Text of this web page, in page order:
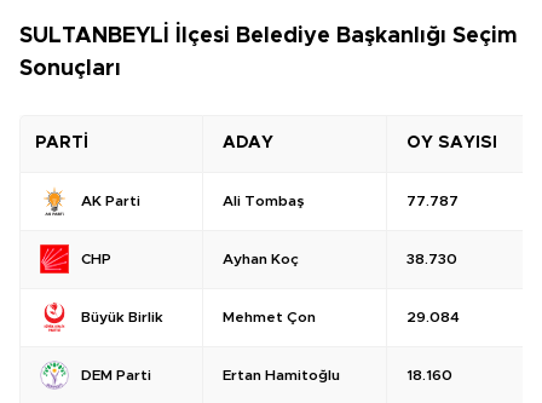
SULTANBEYLİ İlçesi Belediye Başkanlığı Seçim
Sonuçları
PARTİ ADAY OY SAYISI
AK Parti Ali Tombaş 77.787
CHP Ayhan Koç 38.730
Büyük Birlik Mehmet Çon 29.084
DEM Parti Ertan Hamitoğlu 18.160